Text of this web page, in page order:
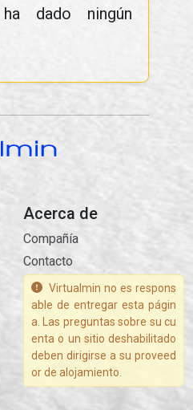
dado ningún
Acerca de
Compañía
Contacto
Virtualmin no es respons
able de entregar esta págin
a. Las preguntas sobre su cu
enta o un sitio deshabilitado
deben dirigirse a su proveed
or de alojamiento.